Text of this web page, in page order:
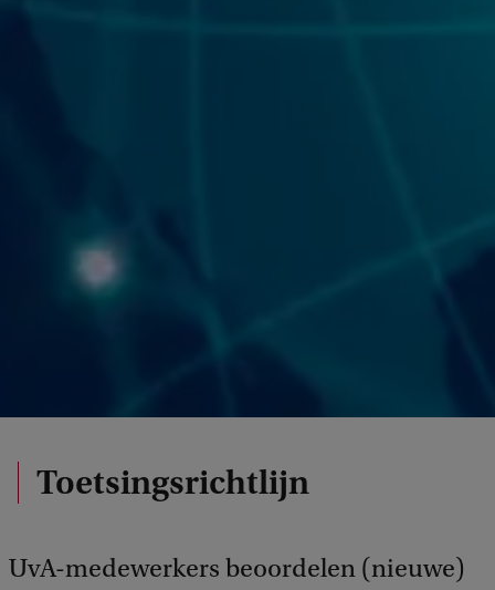
Toetsingsrichtlijn
UvA-medewerkers beoordelen (nieuwe)